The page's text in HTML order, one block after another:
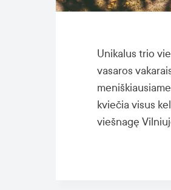
Unikalus trio
vasaros
kviečia visus
viešnagę